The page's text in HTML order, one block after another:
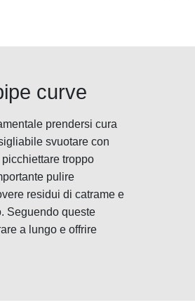
curve
prendersi cura
svuotare con
troppo
pulire
residui di catrame e
Seguendo queste
a lungo e offrire